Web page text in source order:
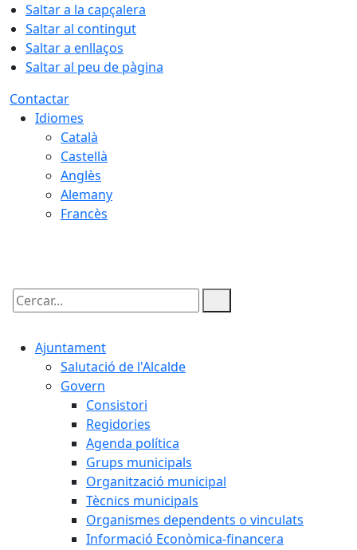
Saltar a la capçalera
Saltar al contingut
Saltar a enllaços
Saltar al peu de pàgina
Contactar
Idiomes
Català
Castellà
Anglès
Alemany
Francès
Cercar:
Ajuntament
Salutació de l'Alcalde
Govern
Consistori
Regidories
Agenda política
Grups municipals
Organització municipal
Tècnics municipals
Organismes dependents o vinculats
Informació Econòmica-financera